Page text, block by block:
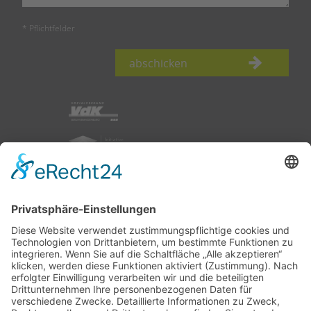
* Pflichtfelder
abschicken